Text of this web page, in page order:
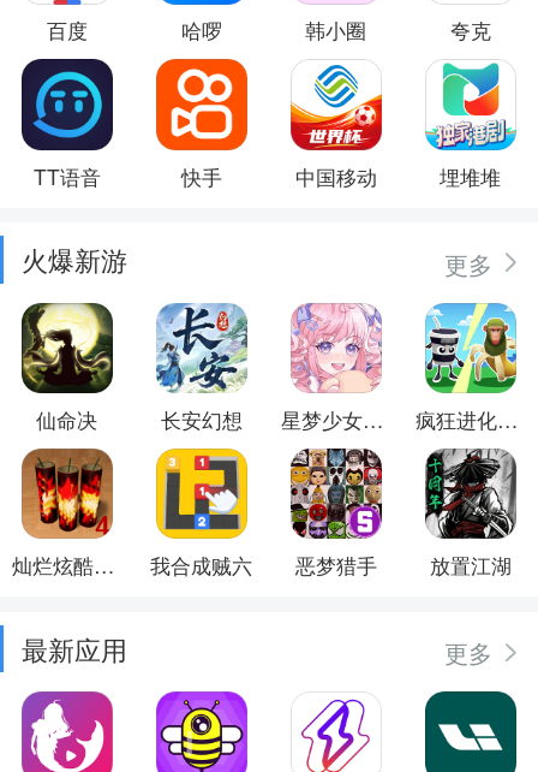
百度 哈啰 韩小圈 夸克
TT语音 快手 中国移动 埋堆堆
火爆新游 更多
仙命决 长安幻想 星梦少女换装 疯狂进化防卫战
灿烂炫酷模拟器 我合成贼六 恶梦猎手 放置江湖
最新应用 更多